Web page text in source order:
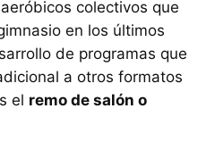
colectivos que
en los últimos
de programas que
a otros formatos
el remo de salón o